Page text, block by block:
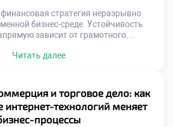
стратегия неразрывно
бизнес-среде. Устойчивость
зависит от грамотного
любого торгового предприятия.
и глубоких знаний. Именно эти
специальность «Торговое дело»
стратегия начинается с понимания
[…]
Читать далее
и торговое дело: как
интернет-технологий меняет
процессы